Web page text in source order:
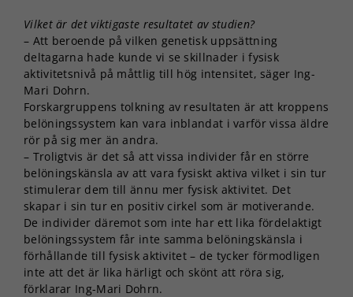
Vilket är det viktigaste resultatet av studien?
– Att beroende på vilken genetisk uppsättning
deltagarna hade kunde vi se skillnader i fysisk
aktivitetsnivå på måttlig till hög intensitet, säger Ing-
Mari Dohrn.
Forskargruppens tolkning av resultaten är att kroppens
belöningssystem kan vara inblandat i varför vissa äldre
rör på sig mer än andra.
– Troligtvis är det så att vissa individer får en större
belöningskänsla av att vara fysiskt aktiva vilket i sin tur
stimulerar dem till ännu mer fysisk aktivitet. Det
skapar i sin tur en positiv cirkel som är motiverande.
De individer däremot som inte har ett lika fördelaktigt
belöningssystem får inte samma belöningskänsla i
förhållande till fysisk aktivitet – de tycker förmodligen
inte att det är lika härligt och skönt att röra sig,
förklarar Ing-Mari Dohrn.